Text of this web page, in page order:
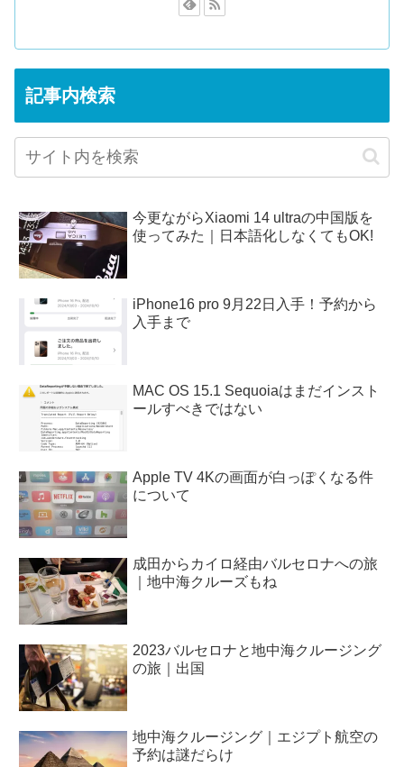
記事内検索
今更ながらXiaomi 14 ultraの中国版を
使ってみた｜日本語化しなくてもOK!
iPhone16 pro 9月22日入手！予約から
入手まで
MAC OS 15.1 Sequoiaはまだインスト
ールすべきではない
Apple TV 4Kの画面が白っぽくなる件
について
成田からカイロ経由バルセロナへの旅
｜地中海クルーズもね
2023バルセロナと地中海クルージング
の旅｜出国
地中海クルージング｜エジプト航空の
予約は謎だらけ